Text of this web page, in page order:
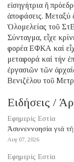
εἰσηγήτρια ἤ
ἀποφάσεις. Μεταξύ
Ὁλομελείας τοῦ
Σύνταγμα, εἶχε
φορέα ΕΦΚΑ καί
μεταφορά καί τήν
ἐργασιῶν τῶν
Βενιζέλου τοῦ
Ειδήσεις /
Εφημερίς Εστία
Ἀσυνεννοησία γιά
Αυγ 07, 2026
Εφημερίς Εστία